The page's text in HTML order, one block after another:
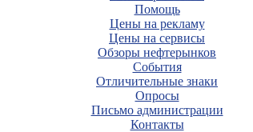
Помощь
Цены на рекламу
Цены на сервисы
Обзоры нефтерынков
События
Отличительные знаки
Опросы
Письмо администрации
Контакты